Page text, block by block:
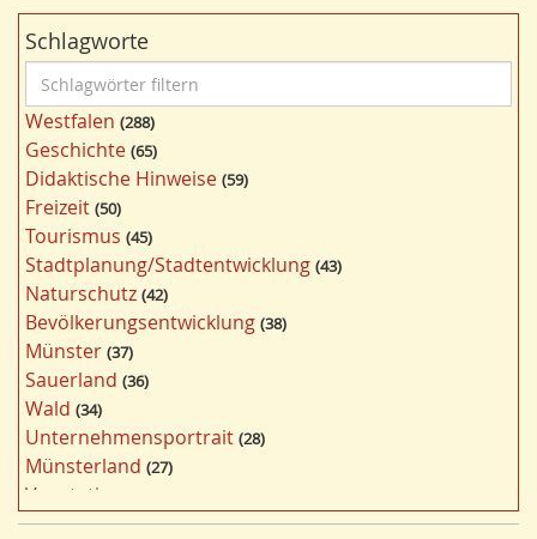
Schlagworte
c
h
l
a
g
w
ö
r
t
e
r
f
i
l
t
Westfalen 288
Geschichte 65
Didaktische Hinweise 59
Freizeit 50
Tourismus 45
Stadtplanung/Stadtentwicklung 43
Naturschutz 42
Bevölkerungsentwicklung 38
Münster 37
Sauerland 36
Wald 34
Unternehmensportrait 28
Münsterland 27
Vegetation
Nordrhein-Westfalen 25